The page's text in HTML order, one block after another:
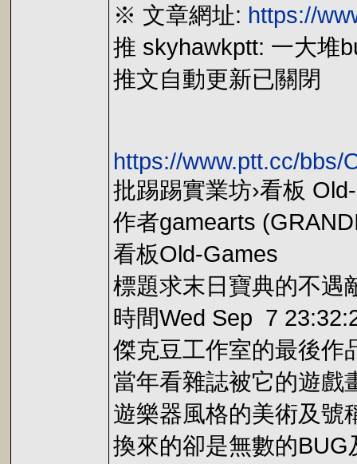
※ 文章網址: https://
推 skyhawkptt: 一大堆
推文自動更新已關閉
https://www.ptt.cc/bbs/
批踢踢實業坊›看板
作者gamearts
看板Old-Games
標題求末日寶典的不遇
時間Wed Sep 7
傑克豆工作室的最後作
當年看雜誌被它的遊戲
遊樂器風格的美術及號
換來的卻是無數的